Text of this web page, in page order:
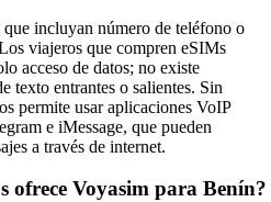
incluyan número de teléfono o
viajeros que compren eSIMs
acceso de datos; no existe
texto entrantes o salientes. Sin
permite usar aplicaciones VoIP
e iMessage, que pueden
a través de internet.
ofrece Voyasim para Benín?